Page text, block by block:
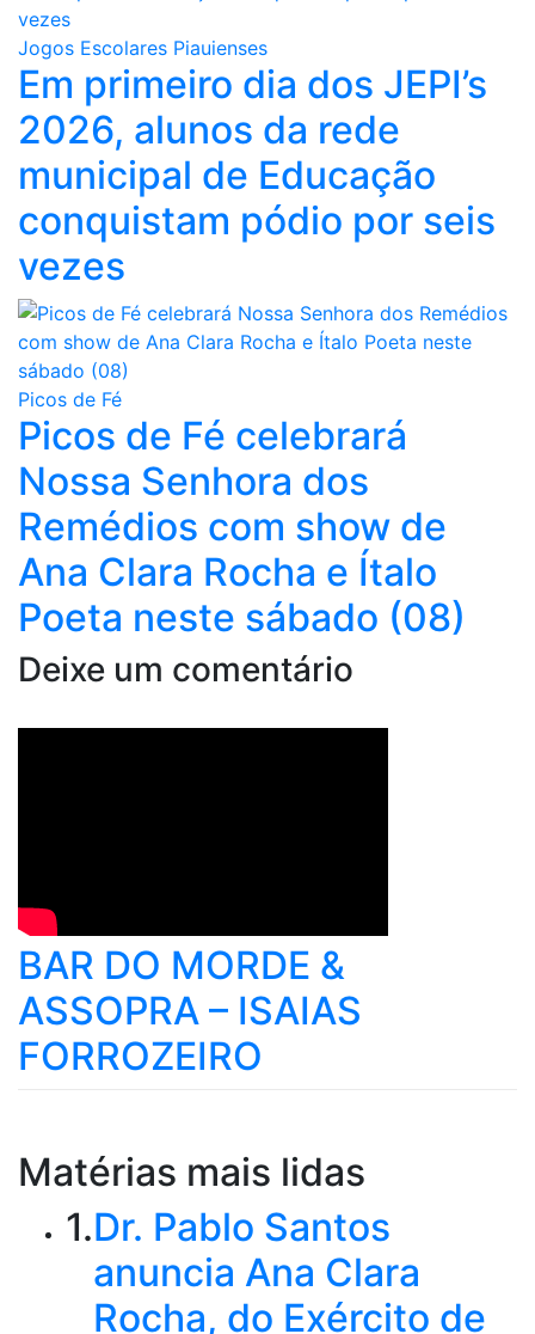
Jogos Escolares Piauienses
Em primeiro dia dos JEPI’s
2026, alunos da rede
municipal de Educação
conquistam pódio por seis
vezes
Picos de Fé
Picos de Fé celebrará
Nossa Senhora dos
Remédios com show de
Ana Clara Rocha e Ítalo
Poeta neste sábado (08)
Deixe um comentário
BAR DO MORDE &
ASSOPRA – ISAIAS
FORROZEIRO
Matérias mais lidas
1.Dr. Pablo Santos
anuncia Ana Clara
Rocha, do Exército de